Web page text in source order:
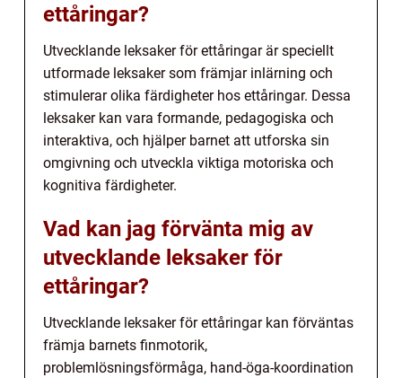
ettåringar?
Utvecklande leksaker för ettåringar är speciellt
utformade leksaker som främjar inlärning och
stimulerar olika färdigheter hos ettåringar. Dessa
leksaker kan vara formande, pedagogiska och
interaktiva, och hjälper barnet att utforska sin
omgivning och utveckla viktiga motoriska och
kognitiva färdigheter.
Vad kan jag förvänta mig av
utvecklande leksaker för
ettåringar?
Utvecklande leksaker för ettåringar kan förväntas
främja barnets finmotorik,
problemlösningsförmåga, hand-öga-koordination